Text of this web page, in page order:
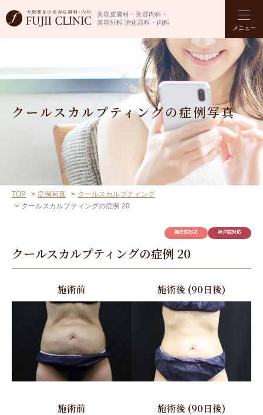
美容皮膚科・美容内科・
美容外科 消化器科・内科
メニュー
クールスカルプティングの症例写真
TOP 症例写真
クールスカルプティング
クールスカルプティングの症例 20
クールスカルプティングの症例 20
梅田院対応 神戸院対応
施術前
施術前
施術後 (90日後)
施術後 (90日後)